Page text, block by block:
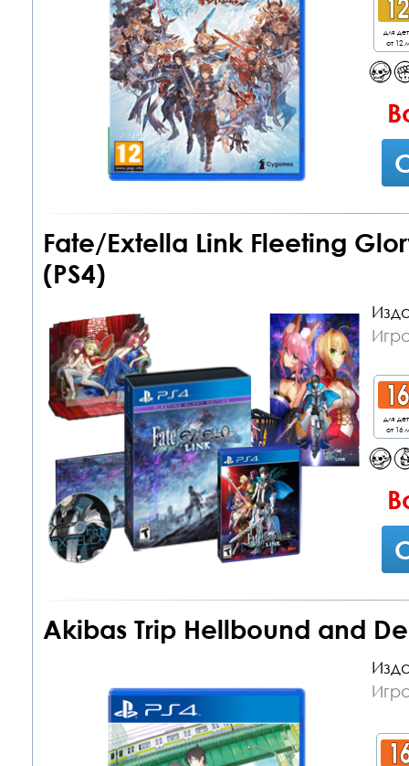
для
от 12
Fate/Extella Link Fleeting
(PS4)
для
от 16
Akibas Trip Hellbound and